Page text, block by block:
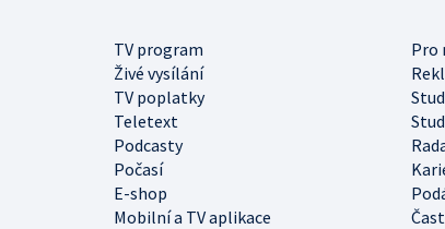
TV program
Pro
Živé vysílání
TV poplatky
Teletext
Podcasty
Počasí
E-shop
Mobilní a TV aplikace